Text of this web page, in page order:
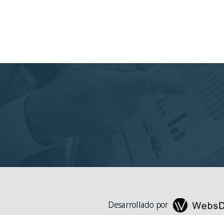
Desarrollado por